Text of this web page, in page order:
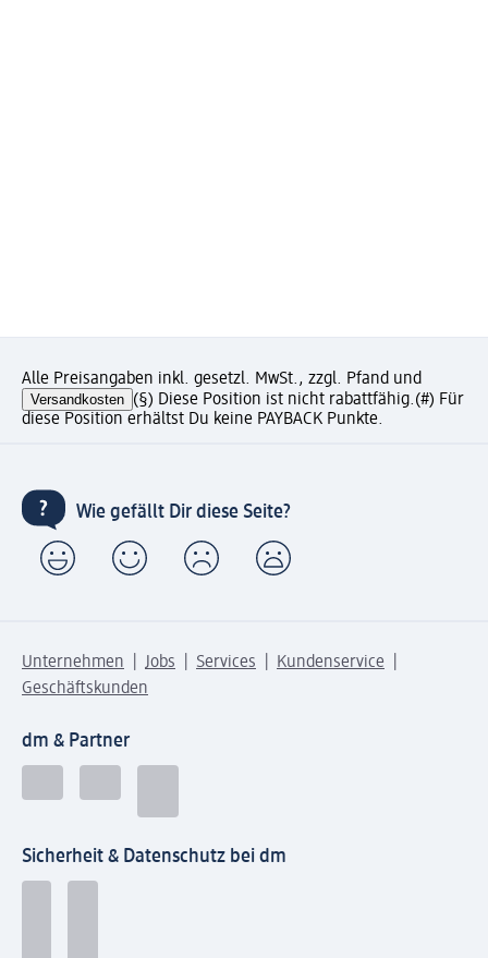
Alle Preisangaben inkl. gesetzl. MwSt., zzgl. Pfand und
Versandkosten (§) Diese Position ist nicht rabattfähig.(#) Für
diese Position erhältst Du keine PAYBACK Punkte.
Wie gefällt Dir diese Seite?
Unternehmen Jobs Services
Kundenservice
Geschäftskunden
dm & Partner
Sicherheit & Datenschutz bei dm